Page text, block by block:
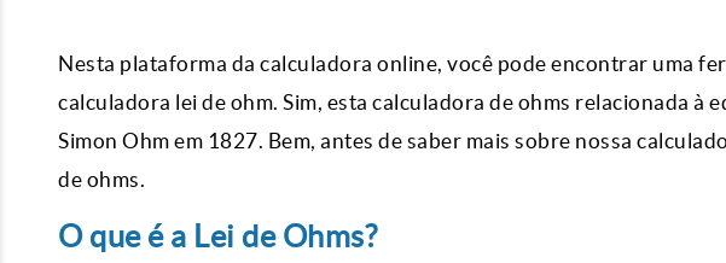
Nesta plataforma da calculadora online, você pode encontrar uma
calculadora lei de ohm. Sim, esta calculadora de ohms relacionada à
Simon Ohm em 1827. Bem, antes de saber mais sobre nossa
de ohms.
O que é a Lei de Ohms?